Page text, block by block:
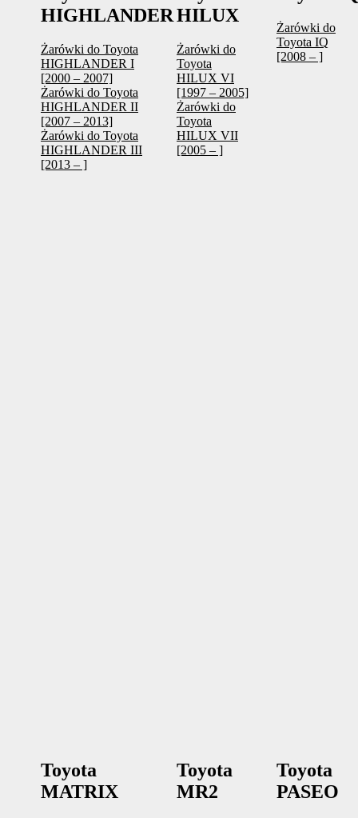
HIGHLANDER
Żarówki do Toyota
HIGHLANDER I
[2000 – 2007]
Żarówki do Toyota
HIGHLANDER II
[2007 – 2013]
Żarówki do Toyota
HIGHLANDER III
[2013 – ]
HILUX
Żarówki do
Toyota
HILUX VI
[1997 – 2005]
Żarówki do
Toyota
HILUX VII
[2005 – ]
Żarówki do
Toyota IQ
[2008 – ]
Toyota
MATRIX
Toyota
MR2
Toyota
PASEO